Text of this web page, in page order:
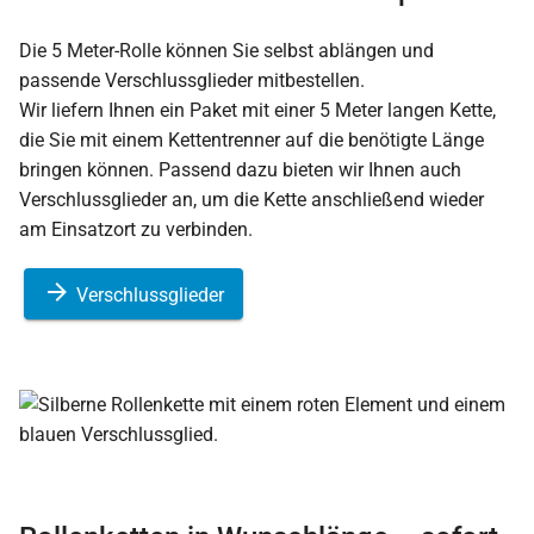
Die 5 Meter-Rolle können Sie selbst ablängen und
passende Verschlussglieder mitbestellen.
Wir liefern Ihnen ein Paket mit einer 5 Meter langen Kette,
die Sie mit einem Kettentrenner auf die benötigte Länge
bringen können. Passend dazu bieten wir Ihnen auch
Verschlussglieder an, um die Kette anschließend wieder
am Einsatzort zu verbinden.
Verschlussglieder